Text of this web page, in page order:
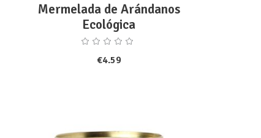
Mermelada de Arándanos
Ecológica
€4.59